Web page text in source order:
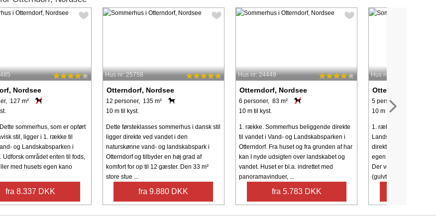
Nordsee
127 m²
sommerhus, som er opført
stil, ligger i 1. række til
og Landskabsparken i
Udforsk området enten til fods,
med husets egen kano
fra 8.337 DKK
Hus nr: 25758
Otterndorf, Nordsee
12 personer, 135 m²
10 m til kyst.
Dette førsteklasses sommerhus i dansk stil
ligger direkte ved vandet i den
naturskønne vand- og landskabspark i
Otterndorf og tilbyder en høj grad af
komfort for op til 12 gæster. Den 33 m²
store stue ...
fra 9.880 DKK
Hus nr: 24449
Otterndorf, Nordsee
6 personer, 83 m²
10 m til kyst.
1. række. Sommerhus beliggende direkte
til vandet i Vand- og Landskabsparken i
Otterndorf. Fra huset og fra grunden af har
kan I nyde udsigten over landskabet og
vandet. Huset er bl.a. indrettet med
panoramavinduer, ...
fra 5.783 DKK
Hus nr: 26479
Otterndorf, Nordsee
5 personer, 83 m²
10 m til kyst.
1. række. Luxuriøst
Landskabsparken i
direkte ved ferskvandssø
egen kano (benyttelse på
Der venter jer en lys og
(gulvtæppe ...